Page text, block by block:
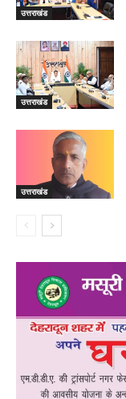
उत्तराखंड
उत्तराखंड
उत्तराखंड